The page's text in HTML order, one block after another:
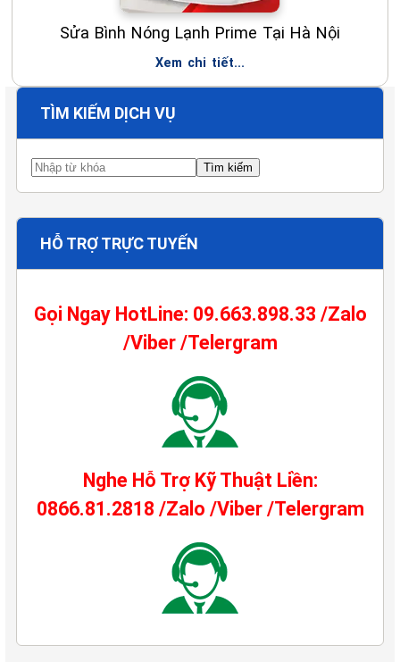
Sửa Bình Nóng Lạnh Prime Tại Hà Nội
Xem chi tiết...
TÌM KIẾM DỊCH VỤ
HỖ TRỢ TRỰC TUYẾN
Gọi Ngay HotLine: 09.663.898.33 /Zalo
/Viber /Telergram
Nghe Hỗ Trợ Kỹ Thuật Liền:
0866.81.2818 /Zalo /Viber /Telergram